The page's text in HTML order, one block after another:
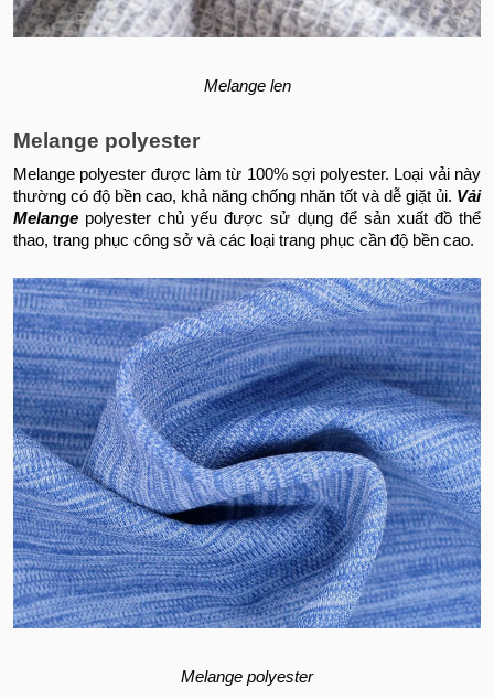
Melange len
Melange polyester
Melange polyester được làm từ 100% sợi polyester. Loại vải này
thường có độ bền cao, khả năng chống nhăn tốt và dễ giặt ủi. Vải
Melange polyester chủ yếu được sử dụng để sản xuất đồ thể
thao, trang phục công sở và các loại trang phục cần độ bền cao.
Melange polyester